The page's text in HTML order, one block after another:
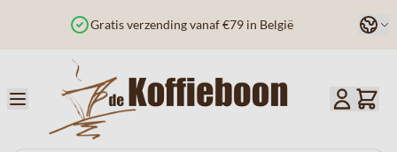
Besteld voor 12u? Vandaag verzonden Taal